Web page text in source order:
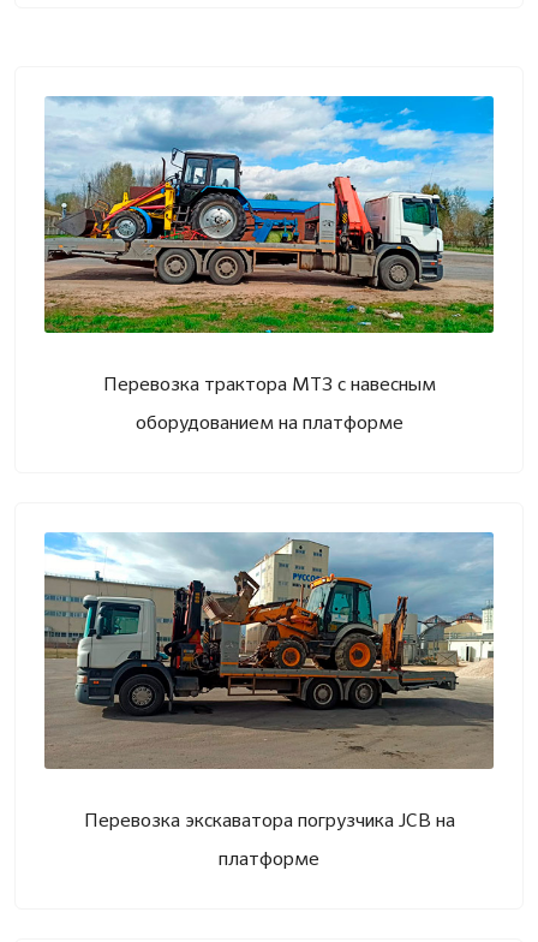
Перевозка трактора МТЗ с навесным
оборудованием на платформе
Перевозка экскаватора погрузчика JCB на
платформе